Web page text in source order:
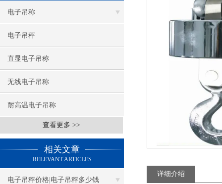
电子吊称
电子吊秤
直显电子吊称
无线电子吊称
耐高温电子吊称
查看更多 >>
相关文章
RELEVANT ARTICLES
电子吊秤价格|电子吊秤多少钱
详细介绍